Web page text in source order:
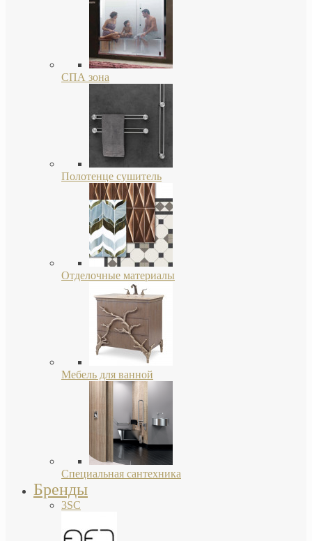
СПА зона
Полотенце сушитель
Отделочные материалы
Мебель для ванной
Специальная сантехника
Бренды
3SC